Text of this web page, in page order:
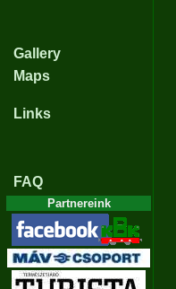
Gallery
Maps
Links
FAQ
Partnereink